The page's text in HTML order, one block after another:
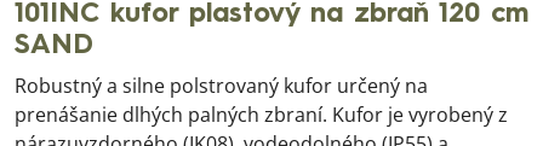
101INC kufor plastový na zbraň 120 cm
SAND
Robustný a silne polstrovaný kufor určený na
prenášanie dlhých palných zbraní. Kufor je vyrobený z